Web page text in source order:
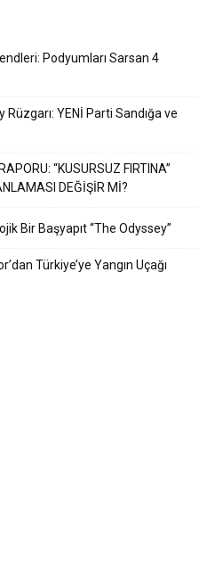
Podyumları Sarsan 4
YENİ Parti Sandığa ve
“KUSURSUZ FIRTINA”
DEĞİŞİR Mİ?
Bir Başyapıt “The Odyssey”
Türkiye’ye Yangın Uçağı